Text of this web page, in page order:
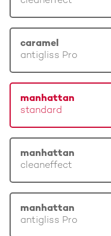
caramel
antigliss Pro
manhattan
standard
manhattan
cleaneffect
manhattan
antigliss Pro